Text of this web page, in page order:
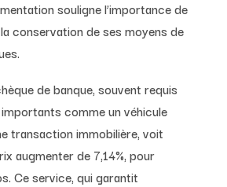
souligne l’importance de
conservation de ses moyens de
de banque, souvent requis
comme un véhicule
transaction immobilière, voit
augmenter de 7,14%, pour
Ce service, qui garantit